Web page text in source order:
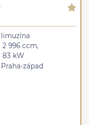
limuzína
2 996 ccm,
83 kW
Praha-západ